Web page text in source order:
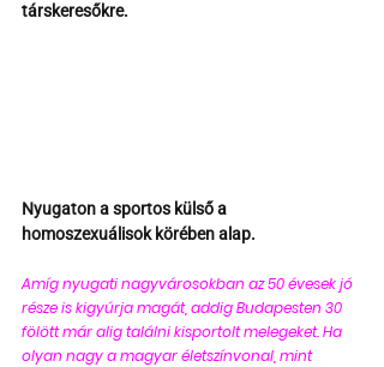
társkeresőkre.
Nyugaton a sportos külső a
homoszexuálisok körében alap.
Amíg nyugati nagyvárosokban az 50 évesek jó
része is kigyúrja magát, addig Budapesten 30
fölött már alig találni kisportolt melegeket. Ha
olyan nagy a magyar életszínvonal, mint